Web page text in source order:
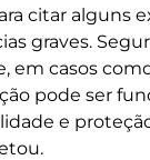
citar alguns
graves.
em casos
pode ser
e